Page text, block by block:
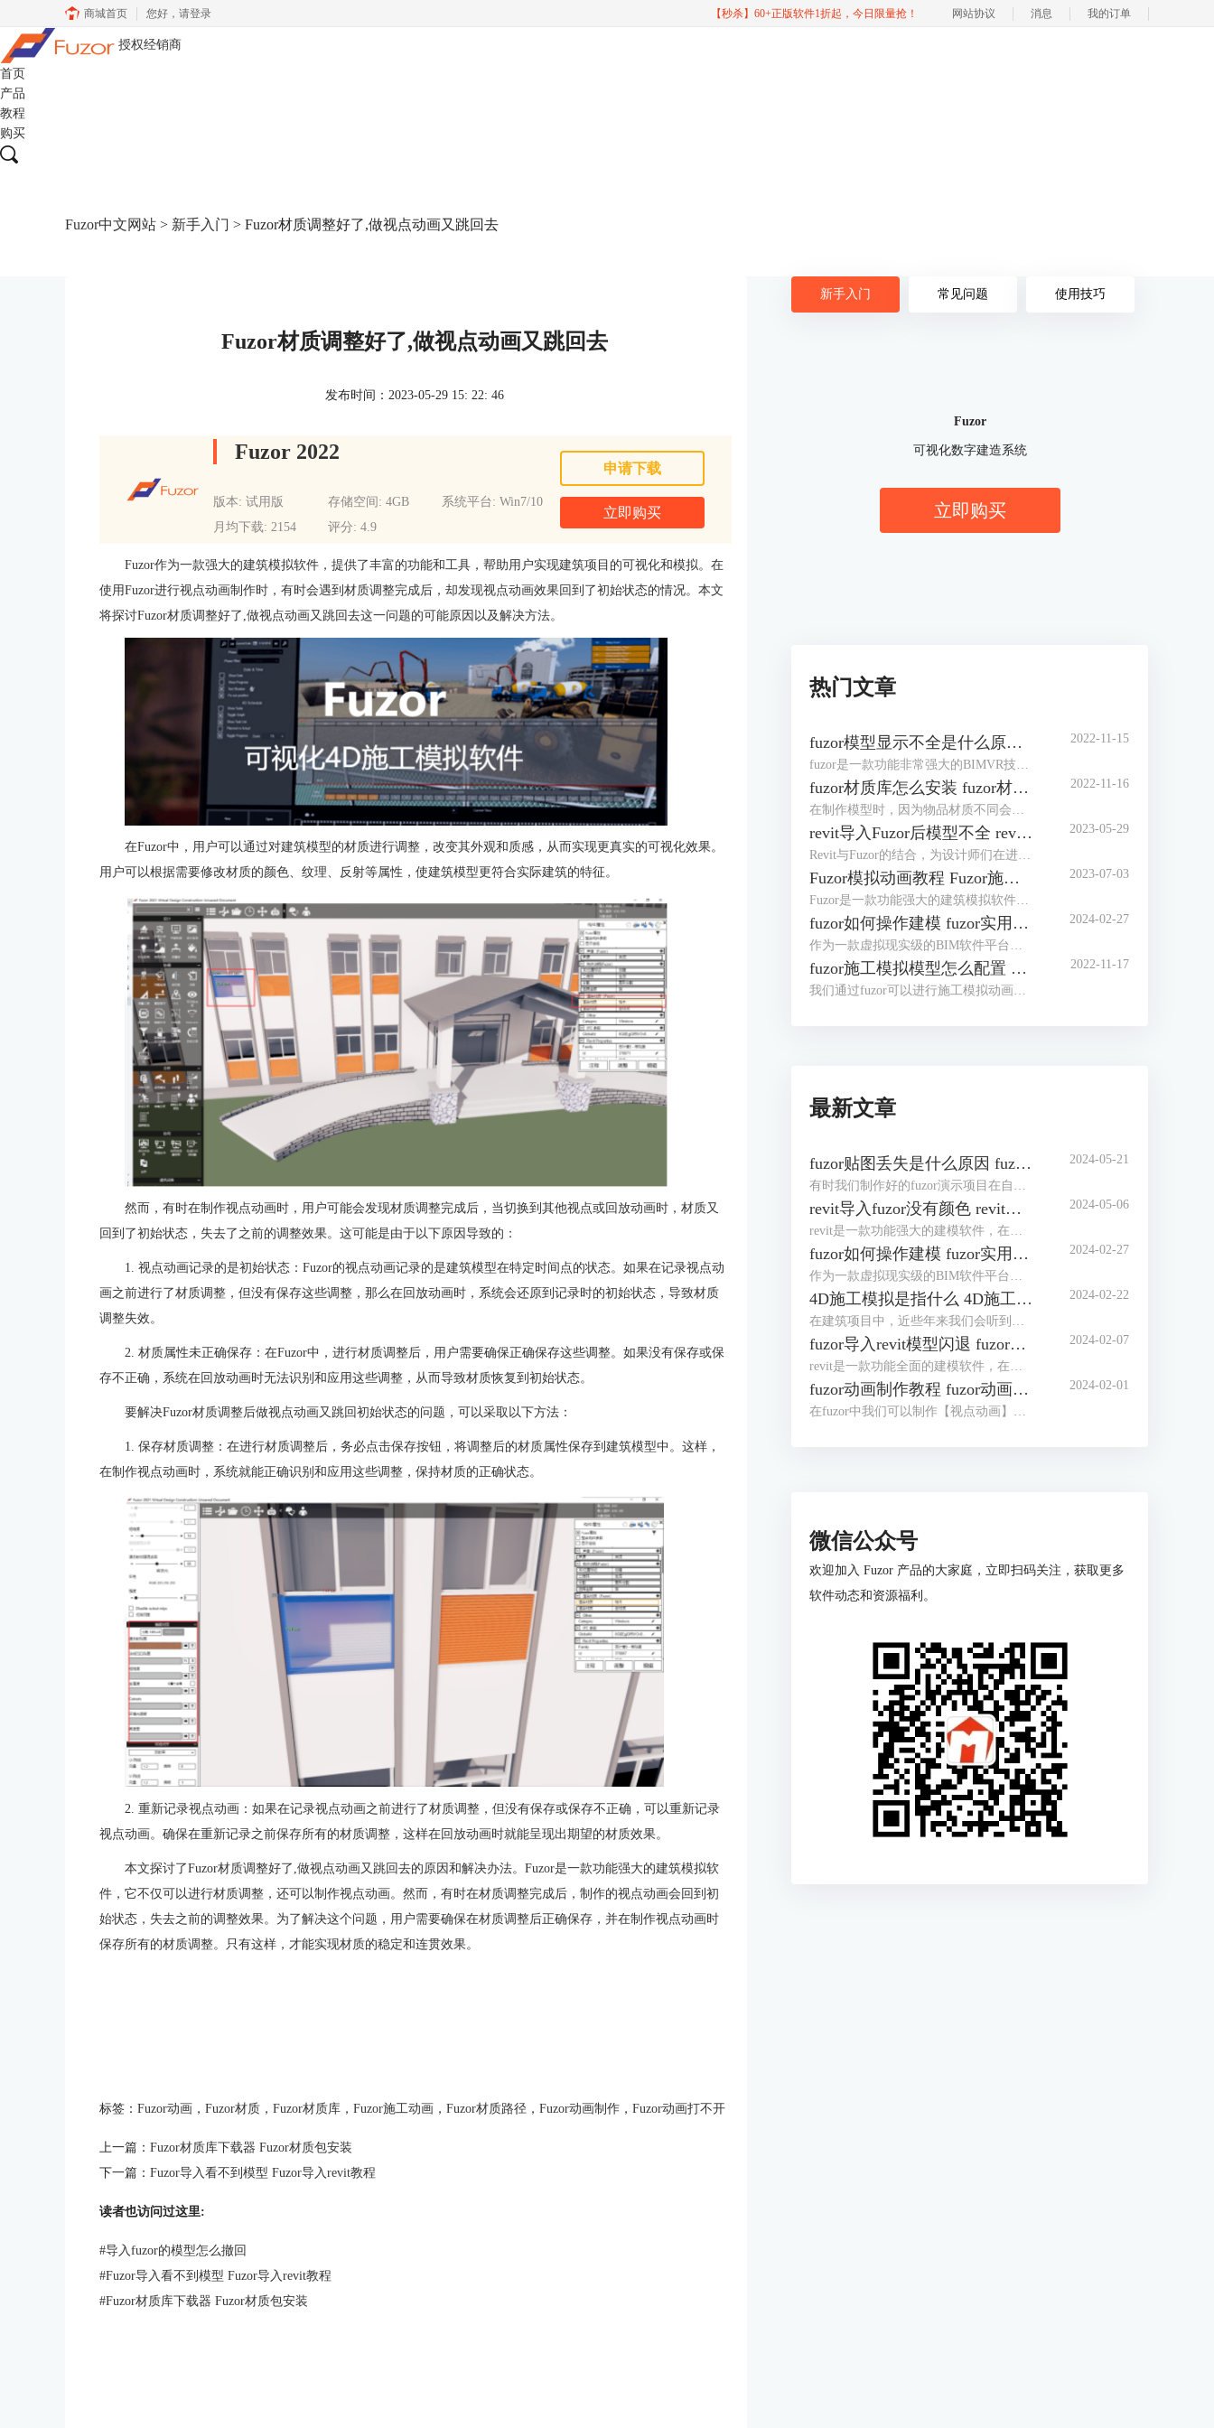
商城首页 您好， 请登录 【秒杀】60+正版软件1折起，今日限量抢！ 网站协议 消息 我的订单
授权经销商
首页
产品
教程
购买
Fuzor中文网站 > 新手入门 > Fuzor材质调整好了,做视点动画又跳回去
Fuzor材质调整好了,做视点动画又跳回去
发布时间：2023-05-29 15: 22: 46
Fuzor 2022
版本: 试用版 存储空间: 4GB
系统平台: Win7/10
月均下载: 2154
评分: 4.9
申请下载
立即购买
Fuzor作为一款强大的建筑模拟软件，提供了丰富的功能和工具，帮助用户实现建筑项目的可视化和模拟。在
使用Fuzor进行视点动画制作时，有时会遇到材质调整完成后，却发现视点动画效果回到了初始状态的情况。本文
将探讨Fuzor材质调整好了,做视点动画又跳回去这一问题的可能原因以及解决方法。
在Fuzor中，用户可以通过对建筑模型的材质进行调整，改变其外观和质感，从而实现更真实的可视化效果。
用户可以根据需要修改材质的颜色、纹理、反射等属性，使建筑模型更符合实际建筑的特征。
然而，有时在制作视点动画时，用户可能会发现材质调整完成后，当切换到其他视点或回放动画时，材质又
回到了初始状态，失去了之前的调整效果。这可能是由于以下原因导致的：
1. 视点动画记录的是初始状态：Fuzor的视点动画记录的是建筑模型在特定时间点的状态。如果在记录视点动
画之前进行了材质调整，但没有保存这些调整，那么在回放动画时，系统会还原到记录时的初始状态，导致材质
调整失效。
2. 材质属性未正确保存：在Fuzor中，进行材质调整后，用户需要确保正确保存这些调整。如果没有保存或保
存不正确，系统在回放动画时无法识别和应用这些调整，从而导致材质恢复到初始状态。
要解决Fuzor材质调整后做视点动画又跳回初始状态的问题，可以采取以下方法：
1. 保存材质调整：在进行材质调整后，务必点击保存按钮，将调整后的材质属性保存到建筑模型中。这样，
在制作视点动画时，系统就能正确识别和应用这些调整，保持材质的正确状态。
2. 重新记录视点动画：如果在记录视点动画之前进行了材质调整，但没有保存或保存不正确，可以重新记录
视点动画。确保在重新记录之前保存所有的材质调整，这样在回放动画时就能呈现出期望的材质效果。
本文探讨了Fuzor材质调整好了,做视点动画又跳回去的原因和解决办法。Fuzor是一款功能强大的建筑模拟软
件，它不仅可以进行材质调整，还可以制作视点动画。然而，有时在材质调整完成后，制作的视点动画会回到初
始状态，失去之前的调整效果。为了解决这个问题，用户需要确保在材质调整后正确保存，并在制作视点动画时
保存所有的材质调整。只有这样，才能实现材质的稳定和连贯效果。
标签： Fuzor动画 ， Fuzor材质 ， Fuzor材质库 ， Fuzor施工动画 ， Fuzor材质路径 ， Fuzor动画制作 ， Fuzor动画打不开
上一篇： Fuzor材质库下载器 Fuzor材质包安装
下一篇： Fuzor导入看不到模型 Fuzor导入revit教程
读者也访问过这里:
#导入fuzor的模型怎么撤回
#Fuzor导入看不到模型 Fuzor导入revit教程
#Fuzor材质库下载器 Fuzor材质包安装
新手入门 常见问题 使用技巧
Fuzor
可视化数字建造系统
立即购买
热门文章
fuzor模型显示不全是什么原因 fuzor模型显示设置
fuzor是一款功能非常强大的BIMVR技术和4D施工模拟技术为一体的综合性平台级工具，使用过程中我们可以将Revit模型同步到fuzor。但有时fuzor模型显示不全是什么原因？这里我们将提供几种解决方案，大家可以根据自己实际情况来设置。除此之外，我们还可以对fuzor模型显示设置进行编辑，以调整出理想的模型效果。下面来看详细介绍吧！
2022-11-15
fuzor材质库怎么安装 fuzor材质库怎么使用
在制作模型时，因为物品材质不同会产生不同效果。但是安装fuzor后，发现软件自带的材质并不是很多，那么fuzor材质库怎么安装？我们可以将下载好的材质库导入fuzor。fuzor材质库怎么使用？有了材质库，使用便非常简单了，除了直接使用材质外，我们还可以对材质进行编辑。下面我们来看详细介绍吧！
2022-11-16
revit导入Fuzor后模型不全 revit导入Fuzor后模型不全怎么办
Revit与Fuzor的结合，为设计师们在进行建筑设计与模型演示时带来了无尽可能性。然而，在Revit向Fuzor导入模型的过程中，有时可能会出现模型不全的情况。本文将详细阐述revit导入Fuzor后模型不全的问题原因，并提供有效的解决办法。
2023-05-29
Fuzor模拟动画教程 Fuzor施工模拟动画如何导出
Fuzor是一款功能强大的建筑模拟软件，它不仅可以帮助设计师创建逼真的建筑模型，还可以制作出令人惊叹的模拟动画。本文将为您提供Fuzor模拟动画的详细教程，让您了解如何利用Fuzor创建出精彩的施工模拟动画。
2023-07-03
fuzor如何操作建模 fuzor实用技巧介绍
作为一款虚拟现实级的BIM软件平台，fuzor功能非常强大，同时fuzor还是一款首次将多人游戏引擎技术引入建筑工程行业的工具。既然是被应用于建筑工程行业，操作建模自然是必不可少的，对于fuzor如何操作建模，这里我们将介绍三种模式。下面我们来看fuzor实用技巧介绍吧！
2024-02-27
fuzor施工模拟模型怎么配置 有哪些注意的点
我们通过fuzor可以进行施工模拟动画，在制作动画过程中需要用到许多机械模型，一个个去配置机械模型动作非常繁琐，在fuzor中我们完成一个机械模型后便可通过复制的方式来将动作应用至同类型的机械模型中。下面我们来看fuzor施工模拟模型怎么配置，以及有哪些注意的点吧！
2022-11-17
最新文章
fuzor贴图丢失是什么原因 fuzor贴图丢失怎么办
有时我们制作好的fuzor演示项目在自己电脑上非常完整，在公共设备上演示时却出现了贴图丢失的状况。fuzor贴图丢失是什么原因？贴图丢失有多种原因，有可能是材质库的原因，也有可能是材质库保存路径的问题。fuzor贴图丢失怎么办？我们可以针对贴图丢失的原因进行修复，也可以将fuzor导出为exe文件，或制作人物漫游动画。下面我们来看详细介绍吧！
2024-05-21
revit导入fuzor没有颜色 revit导入fuzor后模型不全怎么办
revit是一款功能强大的建模软件，在多个行业被应用广泛。fuzor是一款融合了BIMVR技术和4D施工模拟技术的综合性平台级工具，使用时我们可以将revit中创建的模型导入fuzor中，如果revit导入fuzor没有颜色，很大概率是保存建模时导出了白模。revit导入fuzor后模型不全怎么办？这主要是由于材质库和视觉样式造成的。下面我们来看详细介绍吧！
2024-05-06
fuzor如何操作建模 fuzor实用技巧介绍
作为一款虚拟现实级的BIM软件平台，fuzor功能非常强大，同时fuzor还是一款首次将多人游戏引擎技术引入建筑工程行业的工具。既然是被应用于建筑工程行业，操作建模自然是必不可少的，对于fuzor如何操作建模，这里我们将介绍三种模式。下面我们来看fuzor实用技巧介绍吧！
2024-02-27
4D施工模拟是指什么 4D施工模拟用什么软件
在建筑项目中，近些年来我们会听到是否有4D施工模拟的展示。4D施工模拟是指什么？通俗得讲是我们使用3D虚拟与现实软件，将整个建筑项目的流程通过软件展示出来。4D施工模拟用什么软件？关于4D施工模拟的制作，我们可以使用3D虚拟与现实软件。下面我们来看详细介绍吧！
2024-02-22
fuzor导入revit模型闪退 fuzor导入revit模型错位怎么办
revit是一款功能全面的建模软件，在我们使用fuzor对模型进行渲染时，需要将revit模型导入fuzor。但发现fuzor导入revit模型闪退，模型闪退可能与显卡不匹配有关。fuzor导入revit模型错位怎么办？对于导入revit模型错位的问题，我们可以先查看revit中错位的参数，然后再在fuzor中进行调整。下面我们来看详细介绍吧！
2024-02-07
fuzor动画制作教程 fuzor动画怎么导出来
在fuzor中我们可以制作【视点动画】和【人物漫游动画】，视点动画是像电影一样展示模型，人物漫游动画是以人物的视角展示模型。这两种动画的制作过程完全不同，视点动画的制作和制作施工模拟动画的操作相似，人物漫游动画的制作更像是一种视频的录制。下面我们来看fuzor动画制作教程，以及fuzor动画怎么导出来吧！
2024-02-01
微信公众号
欢迎加入 Fuzor 产品的大家庭，立即扫码关注，获取更多
软件动态和资源福利。